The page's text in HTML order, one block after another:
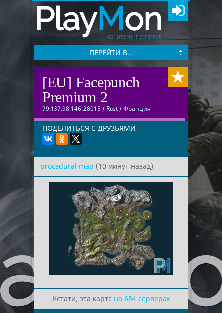
PlayMon
МОНИТОРИНГ СЕРВЕРОВ
ПЕРЕЙТИ В...
[EU] Facepunch
Premium 2
79.137.98.146:28015 / Rust /Франция
ПОДЕЛИТЬСЯ С ДРУЗЬЯМИ
procedural map (10 минут назад)
Кстати, эта карта на 684 серверах